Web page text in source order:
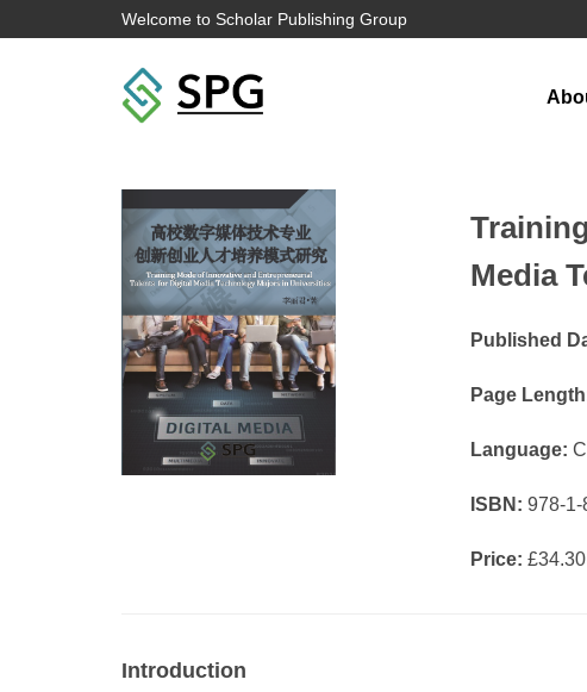
Welcome to Scholar Publishing Group
Media
Published
Page
Language:
ISBN: 978-1-
Price: £34.30
Introduction